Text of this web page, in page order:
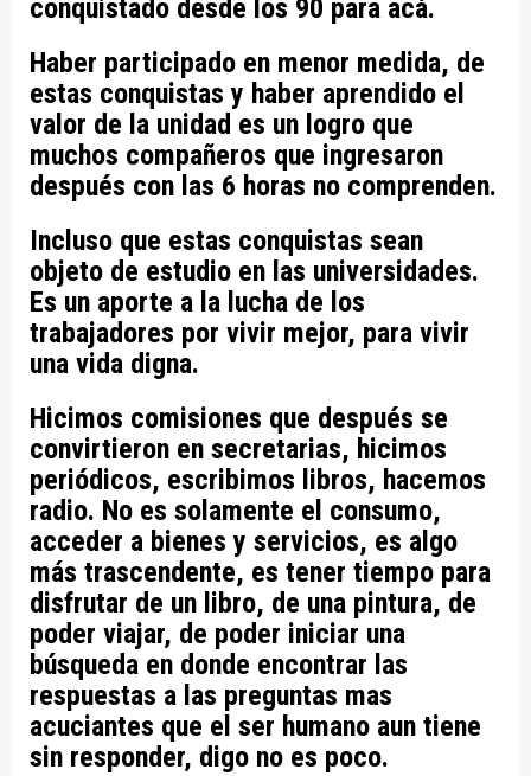
conquistado desde los 90 para acá.
Haber participado en menor medida, de
estas conquistas y haber aprendido el
valor de la unidad es un logro que
muchos compañeros que ingresaron
después con las 6 horas no comprenden.
Incluso que estas conquistas sean
objeto de estudio en las universidades.
Es un aporte a la lucha de los
trabajadores por vivir mejor, para vivir
una vida digna.
Hicimos comisiones que después se
convirtieron en secretarias, hicimos
periódicos, escribimos libros, hacemos
radio. No es solamente el consumo,
acceder a bienes y servicios, es algo
más trascendente, es tener tiempo para
disfrutar de un libro, de una pintura, de
poder viajar, de poder iniciar una
búsqueda en donde encontrar las
respuestas a las preguntas mas
acuciantes que el ser humano aun tiene
sin responder, digo no es poco.